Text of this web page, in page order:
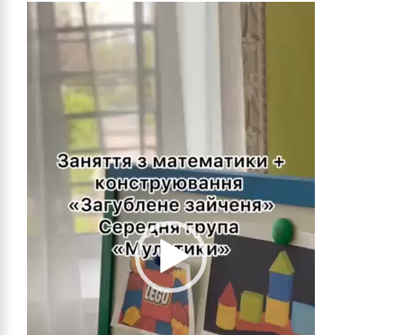
Відеопрогравач